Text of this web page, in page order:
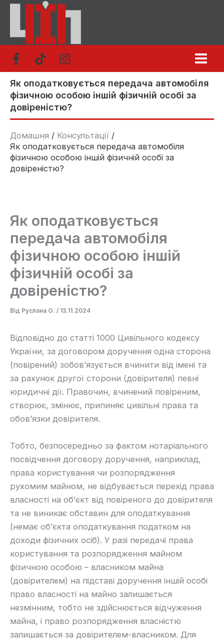
Перейти
вмісту
Як оподатковується передача автомобіля
фізичною особою іншій фізичній особі за
довіреністю?
Домашня
Консультації
Як оподатковується передача автомобіля
фізичною особою іншій фізичній особі за
довіреністю?
Як оподатковується
передача автомобіля
фізичною особою іншій
фізичній особі за
довіреністю?
Від Руслана О. / 13.11.2024
Відповідно до статті 1000 Цивільного кодексу
України, за договором доручення одна сторона
(повірений) зобов’язується вчинити від імені та
за рахунок другої сторони (довірителя) певні
юридичні дії. Правочин, вчинений повіреним,
створює, змінює, припиняє цивільні права та
обов’язки довірителя.
Тобто, безпосередньо за фактом нотаріального
посвідчення договору доручення, наприклад,
права користування чи розпорядження
рухомим майном, не відбувається перехід права
власності на об’єкт від повіреного до довірителя
та не виникає обставин для оподаткування
(немає об’єкта оподаткування податком на
доходи фізичних осіб). У разі передачі права
користування та розпорядження майном
фізичною особою – власником майна
(довірителем) на підставі доручення іншій особі
право власності на майно залишається
незмінним, тобто не здійснюється відчуження
майна, і право розпорядження власністю
залишається за довірителем-власником. Для